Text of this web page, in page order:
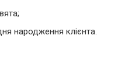
народження клієнта.